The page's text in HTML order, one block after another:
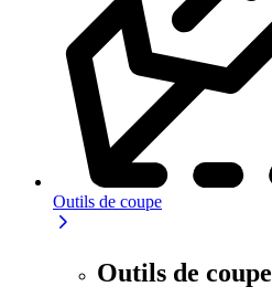
Outils de coupe
Outils de coupe